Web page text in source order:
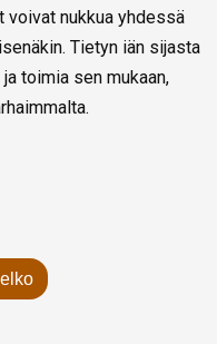
nukkua yhdessä
Tietyn iän sijasta
toimia sen mukaan,